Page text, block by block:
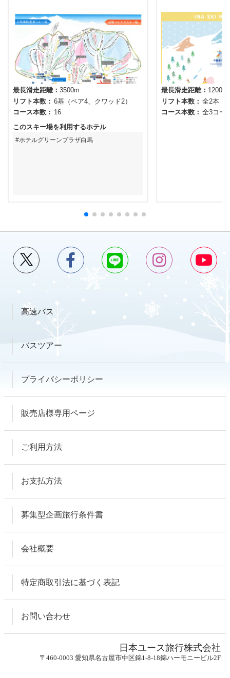
最長滑走距離
3500m
リフト本数
6基（ペア4、クワッド2）
コース本数
16
このスキー場を利用するホテル
ホテルグリーンプラザ白馬
最長滑走距離
1200m
リフト本数
全2本
コース本数
全3コー
高速バス
バスツアー
プライバシーポリシー
販売店様専用ページ
ご利用方法
お支払方法
募集型企画旅行条件書
会社概要
特定商取引法に基づく表記
お問い合わせ
日本ユース旅行株式会社
〒460-0003 愛知県名古屋市中区錦1-8-18錦ハーモニービル2F